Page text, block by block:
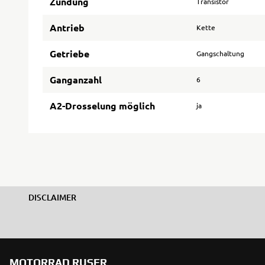
Antrieb Kette
Getriebe Gangschaltung
Ganganzahl 6
A2-Drosselung möglich ja
DISCLAIMER
MOTORRAD RUSER